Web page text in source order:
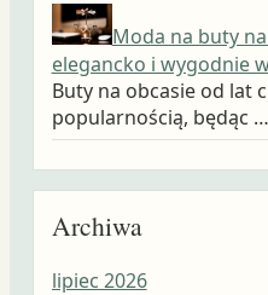
Moda na buty
elegancko i wygodnie
Buty na obcasie od lat
popularnością, będąc …
Archiwa
lipiec 2026